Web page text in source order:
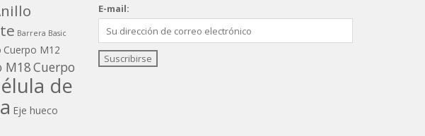
E-mail:
Barrera Basic
Cuerpo M12
M18Cuerpo
de
Eje hueco